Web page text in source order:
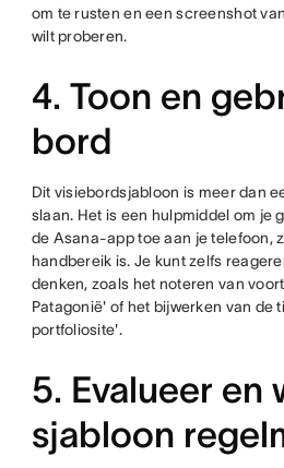
om te rusten en een screenshot
wilt proberen.
4. Toon en
bord
Dit visiebordsjabloon is meer dan
slaan. Het is een hulpmiddel om je
de Asana-app toe aan je telefoon,
handbereik is. Je kunt zelfs
denken, zoals het noteren van
Patagonië' of het bijwerken van de
portfoliosite'.
5. Evalueer en
sjabloon